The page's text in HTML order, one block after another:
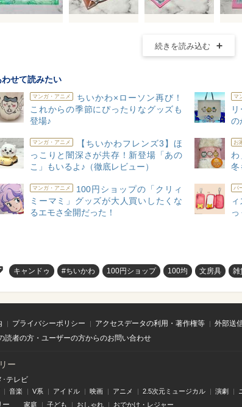
続きを読み込む
わせて読みたい
マンガ・アニメ
ちいかわ×ローソン再び！
これからの季節にぴったりなグッズも
登場♪
マ
の
マンガ・アニメ
【ちいかわフレンズ3】ほ
っこりと闇深さが共存！新登場「あの
こ」もいるよ♪（徹底レビュー）
お
冬
マンガ・アニメ
100円ショップの「クリィ
ミーマミ」グッズが大人買いしたくな
るエモさ全開だった！
パ
キャンドゥ #ちいかわ 100円ショップ 100均 文房具 雑
プライバシーポリシー アクセスデータの利用・著作権等 外部送
読者の方・ユーザーの方からのお問い合わせ
ー
･テレビ
音楽 V系 アイドル 映画 アニメ 2.5次元ミュージカル 演劇
ー 家庭 子ども おしゃれ おでかけ・レジャー